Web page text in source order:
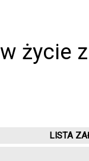
życie
LISTA